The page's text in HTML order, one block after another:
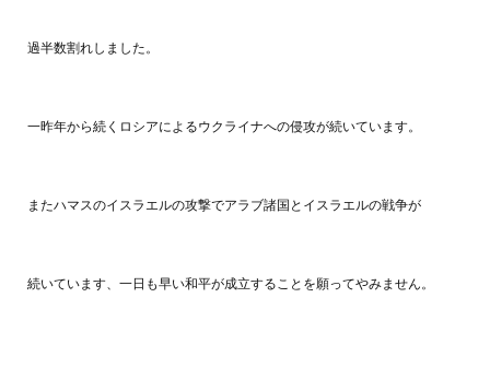
過半数割れしました。
一昨年から続くロシアによるウクライナへの侵攻が続いています。
またハマスのイスラエルの攻撃でアラブ諸国とイスラエルの戦争が
続いています、一日も早い和平が成立することを願ってやみません。